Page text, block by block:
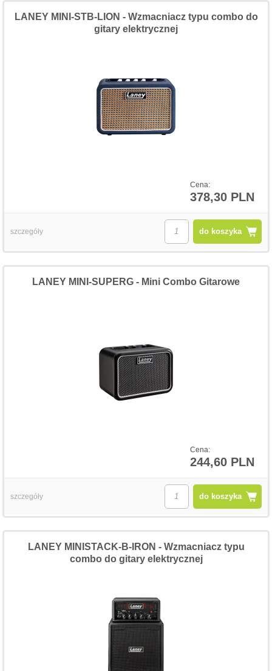
Cena:
378,30 PLN
LANEY MINI-STB-LION - Wzmacniacz typu combo do
gitary elektrycznej
do koszyka
szczegóły
Cena:
244,60 PLN
LANEY MINI-SUPERG - Mini Combo Gitarowe
do koszyka
szczegóły
LANEY MINISTACK-B-IRON - Wzmacniacz typu
combo do gitary elektrycznej